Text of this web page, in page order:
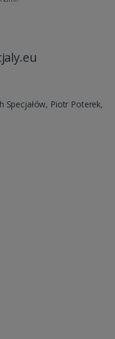
Specjałów, Piotr Poterek,